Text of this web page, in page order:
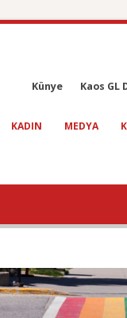
Künye Kaos GL
KADIN MEDYA